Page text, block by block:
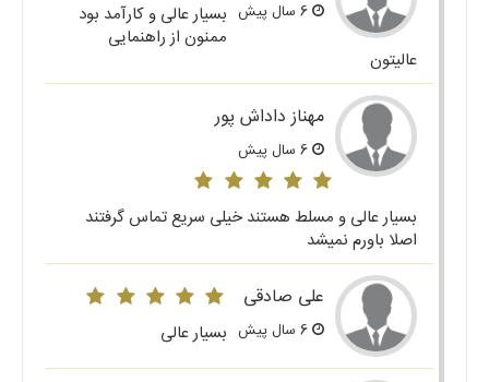
بسیار عالی و کارآمد بود
ممنون از راهنمایی
عالیتون
مهناز داداش پور
بسیار عالی و مسلط هستند خیلی سریع تماس گرفتند
اصلا باورم نمیشد
علی صادقی
بسیار عالی